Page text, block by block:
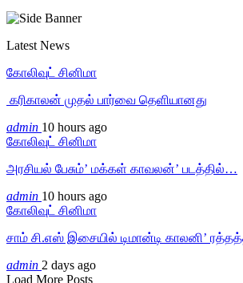
Latest News
கோலிவுட் சினிமா
‎ கரிகாலன் முதல் பார்வை தெளியானது
admin 10 hours ago
கோலிவுட் சினிமா
அரசியல் பேசும்’ மக்கள் காவலன்’ படத்தில்…
admin 10 hours ago
கோலிவுட் சினிமா
சாம் சி.எஸ் இசையில் டிமான்டி காலனி’
admin 2 days ago
Load More Posts